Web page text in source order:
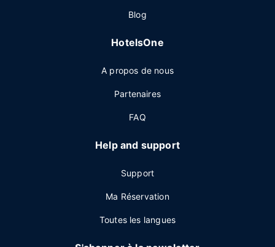
Blog
HotelsOne
A propos de nous
Partenaires
FAQ
Help and support
Support
Ma Réservation
Toutes les langues